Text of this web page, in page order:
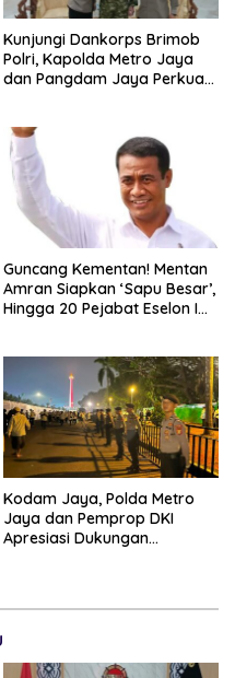
Kunjungi Dankorps Brimob
Polri, Kapolda Metro Jaya
dan Pangdam Jaya Perkuat
Guncang Kementan! Mentan
Amran Siapkan ‘Sapu Besar’,
Hingga 20 Pejabat Eselon I
Kodam Jaya, Polda Metro
Jaya dan Pemprop DKI
Apresiasi Dukungan